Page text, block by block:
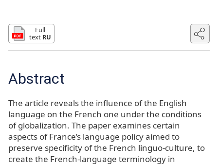
Full
text RU
Abstract
The article reveals the influence of the English
language on the French one under the conditions
of globalization. The paper examines certain
aspects of France’s language policy aimed to
preserve specificity of the French linguo-culture, to
create the French-language terminology in